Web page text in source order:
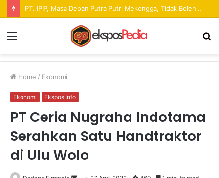
Pekan Raya ANTAM Hadirkan Ruang Promosi UMKM dan Hiburan bagi Masyarakat
Home / Ekonomi
Ekonomi Ekspos Info
PT Ceria Nugraha Indotama
Serahkan Satu Handtraktor
di Ulu Wolo